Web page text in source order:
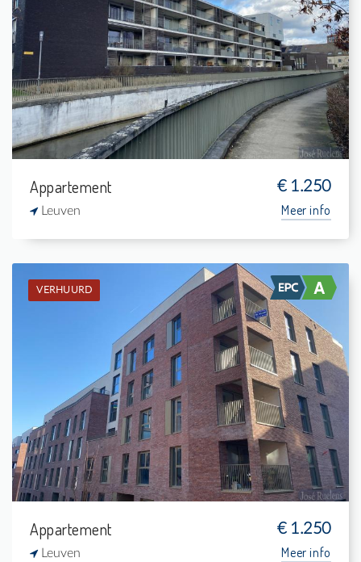
Verhuurd: Gelijkvloers app.
2
14 m²
1
105 m²
Appartement € 1.250
Leuven Meer info
VERHUURD
Verhuurd: Appartement
1
5 m²
1
76 m²
Appartement € 1.250
Leuven Meer info